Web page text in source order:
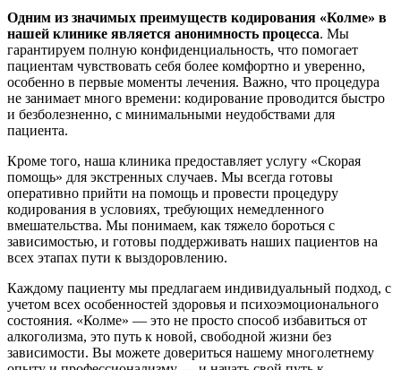
Одним из значимых преимуществ кодирования «Колме» в
нашей клинике является анонимность процесса. Мы
гарантируем полную конфиденциальность, что помогает
пациентам чувствовать себя более комфортно и уверенно,
особенно в первые моменты лечения. Важно, что процедура
не занимает много времени: кодирование проводится быстро
и безболезненно, с минимальными неудобствами для
пациента.
Кроме того, наша клиника предоставляет услугу «Скорая
помощь» для экстренных случаев. Мы всегда готовы
оперативно прийти на помощь и провести процедуру
кодирования в условиях, требующих немедленного
вмешательства. Мы понимаем, как тяжело бороться с
зависимостью, и готовы поддерживать наших пациентов на
всех этапах пути к выздоровлению.
Каждому пациенту мы предлагаем индивидуальный подход, с
учетом всех особенностей здоровья и психоэмоционального
состояния. «Колме» — это не просто способ избавиться от
алкоголизма, это путь к новой, свободной жизни без
зависимости. Вы можете довериться нашему многолетнему